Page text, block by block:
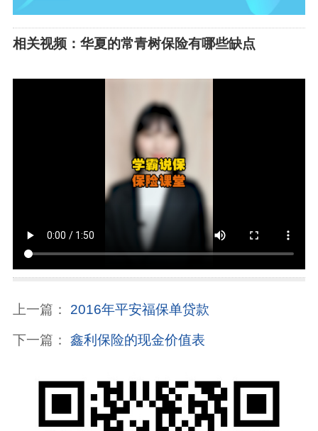
相关视频：华夏的常青树保险有哪些缺点
上一篇： 2016年平安福保单贷款
下一篇： 鑫利保险的现金价值表